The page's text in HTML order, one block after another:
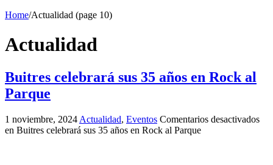
Home/Actualidad (page 10)
Actualidad
Buitres celebrará sus 35 años en Rock al
Parque
1 noviembre, 2024 Actualidad, Eventos Comentarios desactivados
en Buitres celebrará sus 35 años en Rock al Parque